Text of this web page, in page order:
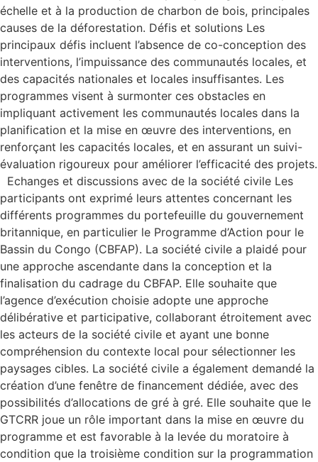
échelle et à la production de charbon de bois, principales
causes de la déforestation. Défis et solutions Les
principaux défis incluent l’absence de co-conception des
interventions, l’impuissance des communautés locales, et
des capacités nationales et locales insuffisantes. Les
programmes visent à surmonter ces obstacles en
impliquant activement les communautés locales dans la
planification et la mise en œuvre des interventions, en
renforçant les capacités locales, et en assurant un suivi-
évaluation rigoureux pour améliorer l’efficacité des projets.
Echanges et discussions avec de la société civile Les
participants ont exprimé leurs attentes concernant les
différents programmes du portefeuille du gouvernement
britannique, en particulier le Programme d’Action pour le
Bassin du Congo (CBFAP). La société civile a plaidé pour
une approche ascendante dans la conception et la
finalisation du cadrage du CBFAP. Elle souhaite que
l’agence d’exécution choisie adopte une approche
délibérative et participative, collaborant étroitement avec
les acteurs de la société civile et ayant une bonne
compréhension du contexte local pour sélectionner les
paysages cibles. La société civile a également demandé la
création d’une fenêtre de financement dédiée, avec des
possibilités d’allocations de gré à gré. Elle souhaite que le
GTCRR joue un rôle important dans la mise en œuvre du
programme et est favorable à la levée du moratoire à
condition que la troisième condition sur la programmation